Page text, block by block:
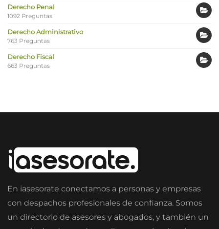
Derecho Penal
1092 Preguntas
Derecho Administrativo
763 Preguntas
Derecho Fiscal
663 Preguntas
En iasesorate conectamos a personas y empresas
con despachos profesionales de confianza. Somos
un directorio de asesores y abogados, y también un